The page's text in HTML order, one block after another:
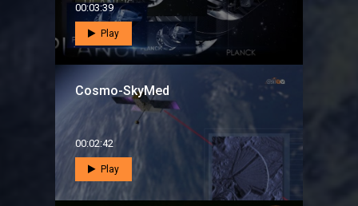
00:03:39
Play
Cosmo-SkyMed
00:02:42
Play